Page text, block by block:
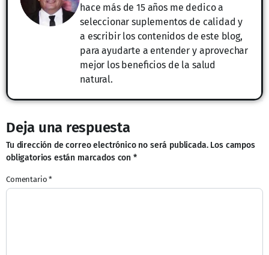
hace más de 15 años me dedico a
seleccionar suplementos de calidad y
a escribir los contenidos de este blog,
para ayudarte a entender y aprovechar
mejor los beneficios de la salud
natural.
Deja una respuesta
Tu dirección de correo electrónico no será publicada. Los campos
obligatorios están marcados con *
Comentario*